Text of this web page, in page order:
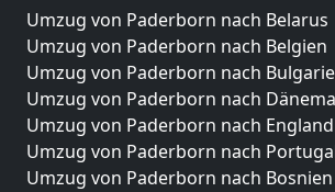
Umzug von Paderborn nach Belarus
Umzug von Paderborn nach Belgien
Umzug von Paderborn nach
Umzug von Paderborn nach
Umzug von Paderborn nach England
Umzug von Paderborn nach
Umzug von Paderborn nach Bosnien